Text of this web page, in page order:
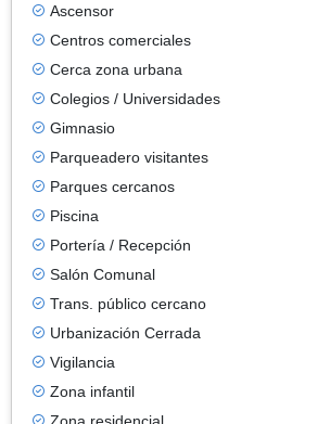
Ascensor
Centros comerciales
Cerca zona urbana
Colegios / Universidades
Gimnasio
Parqueadero visitantes
Parques cercanos
Piscina
Portería / Recepción
Salón Comunal
Trans. público cercano
Urbanización Cerrada
Vigilancia
Zona infantil
Zona residencial